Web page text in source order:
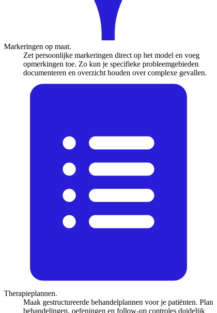
Markeringen op maat.
Zet persoonlijke markeringen direct op het model en voeg
opmerkingen toe. Zo kun je specifieke probleemgebieden
documenteren en overzicht houden over complexe gevallen.
Therapieplannen.
Maak gestructureerde behandelplannen voor je patiënten. Plan
behandelingen, oefeningen en follow-up controles duidelijk